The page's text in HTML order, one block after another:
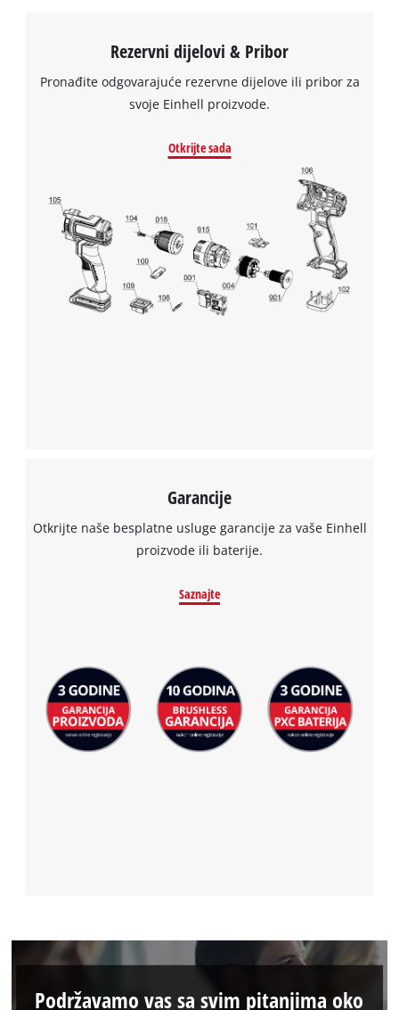
We need your consent to load the
Google Maps service!
This content is not permitted to load due
to trackers that are not disclosed to the
the site with their CMP to add this content
to the list of technologies used.
Usercentrics Consent
Rezervni dijelovi & Pribor
Pronađite odgovarajuće rezervne dijelove ili pribor za
svoje Einhell proizvode.
Otkrijte sada
Garancije
Otkrijte naše besplatne usluge garancije za vaše Einhell
proizvode ili baterije.
Saznajte
Podržavamo vas sa svim pitanjima oko